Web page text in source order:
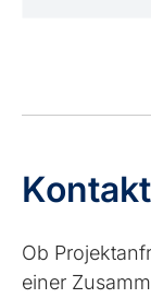
Kontakt
Ob
einer